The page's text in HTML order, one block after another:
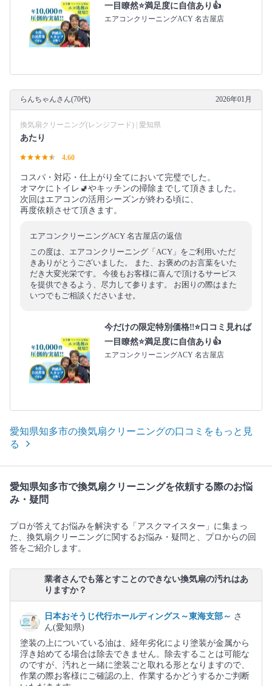
一目瞭然⭐満足度に自信あり👍
エアコンクリーニングACY 名古屋店
らんちゃんさん(70代) 2026年01月
換気扇クリーニング(レンジフード) | 愛知県
あたり
4.60
コスパ・対応・仕上がり全てにおいて完璧でした。
オマケにトイレ🚽やキッチンの掃除までして頂きました。
次回はエアコンの活用シーズンが終わる頃に、
再度依頼させて頂きます。
エアコンクリーニングACY 名古屋店の返信
この度は、エアコンクリーニング「ACY」をご利用いただ
きありがとうございました。 また、お褒めのお言葉をいた
だき大変光栄です。 今後もお客様に喜んで頂けるサービス
を提供できるよう、尽力して参ります。 お困りの際はまた
いつでもご相談くださいませ。
今だけの限定特別価格‼️⭐口コミ見れば
一目瞭然⭐満足度に自信あり👍
エアコンクリーニングACY 名古屋店
愛知県知多市の換気扇クリーニングの口コミをもっと見
る
愛知県知多市で換気扇クリーニングを依頼する際のお悩
み・疑問
プロが答えてお悩みを解決する「アスクマイスター」に集まっ
た、換気扇クリーニングに関するお悩み・疑問と、プロからの回
答をご紹介します。
業者さんでも落とすことのできない換気扇の汚れはあ
りますか？
日本おそうじ代行ホールディングス～東海支部～ さ
ん(愛知県)
塗装の上についている油は、経年劣化により塗装が金属から
浮き始めてる場合は除去できません。除去することは可能な
のですが、汚れと一緒に塗装ごと取れる形となりますので、
作業の際お客様にご確認の上、作業するかどうするかご判断